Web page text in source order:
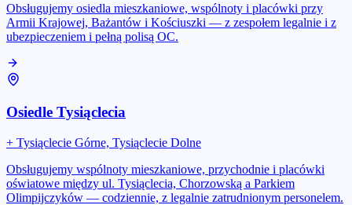
Obsługujemy osiedla mieszkaniowe, wspólnoty i placówki przy
Armii Krajowej, Bażantów i Kościuszki — z zespołem legalnie i z
ubezpieczeniem i pełną polisą OC.
Osiedle Tysiąclecia
+ Tysiąclecie Górne, Tysiąclecie Dolne
Obsługujemy wspólnoty mieszkaniowe, przychodnie i placówki
oświatowe między ul. Tysiąclecia, Chorzowską a Parkiem
Olimpijczyków — codziennie, z legalnie zatrudnionym personelem.